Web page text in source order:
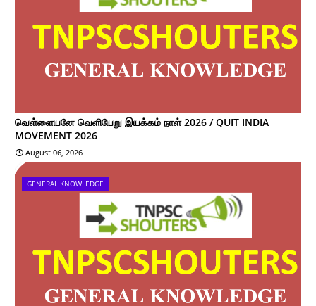
வெள்ளையனே வெளியேறு இயக்கம் நாள் 2026 / QUIT INDIA
MOVEMENT 2026
August 06, 2026
GENERAL KNOWLEDGE